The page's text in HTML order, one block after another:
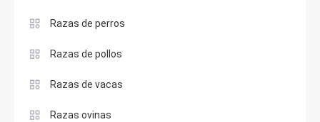
Razas de perros
Razas de pollos
Razas de vacas
Razas ovinas